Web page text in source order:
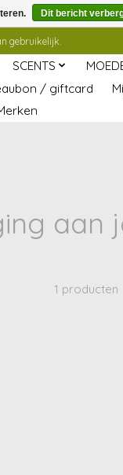
gebruikelijk.
SCENTS
/ giftcard
aan
1 producten
Dit bericht